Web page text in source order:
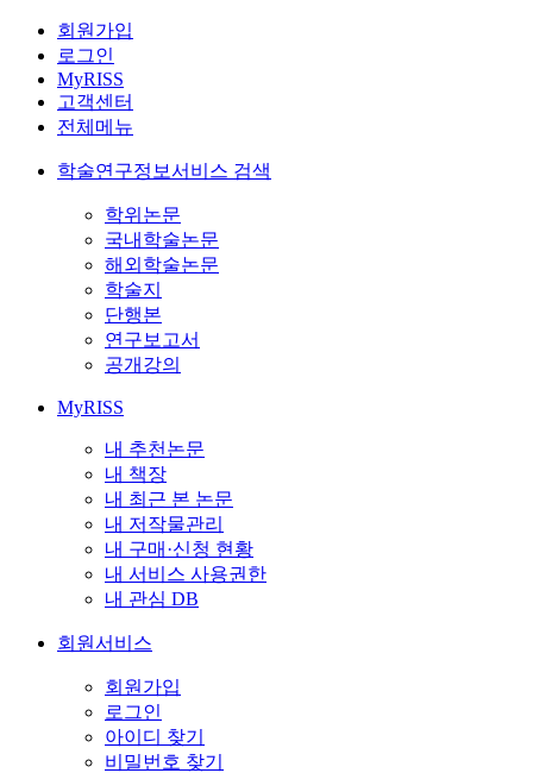
회원가입
로그인
MyRISS
고객센터
전체메뉴
학술연구정보서비스 검색
학위논문
국내학술논문
해외학술논문
학술지
단행본
연구보고서
공개강의
MyRISS
내 추천논문
내 책장
내 최근 본 논문
내 저작물관리
내 구매·신청 현황
내 서비스 사용권한
내 관심 DB
회원서비스
회원가입
로그인
아이디 찾기
비밀번호 찾기